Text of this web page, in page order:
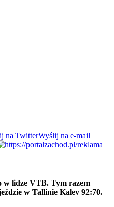
na TwitterWyślij na e-mail
w lidze VTB. Tym razem
w Tallinie Kalev 92:70.